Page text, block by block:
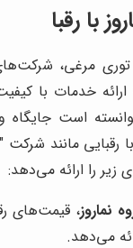
با رقبا
مرغی،
ارائه خدمات با
است جایگاه
مانند شرکت
زیر را ارائه می‌دهد:
نماروز، قیمت‌های
می‌دهد.